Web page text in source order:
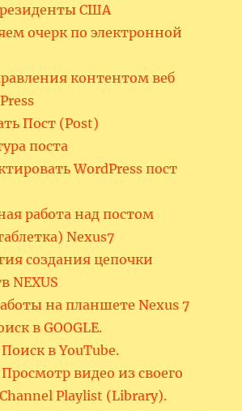
США
очерк по электронной
контентом веб
Пост (Post)
поста
WordPress пост
работа над постом
Nexus7
создания цепочки
NEXUS
на планшете Nexus 7
в GOOGLE.
в YouTube.
видео из своего
Playlist (Library).